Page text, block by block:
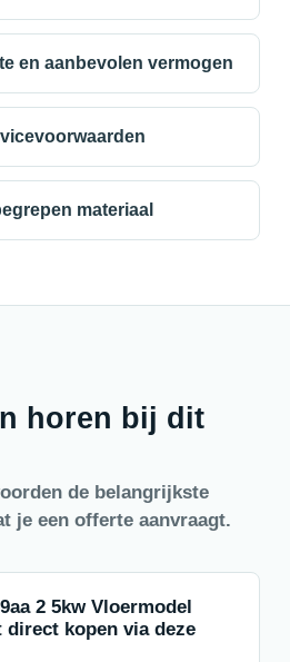
en aanbevolen vermogen
materiaal
horen bij dit
de belangrijkste
je een offerte aanvraagt.
2 5kw Vloermodel
kopen via deze